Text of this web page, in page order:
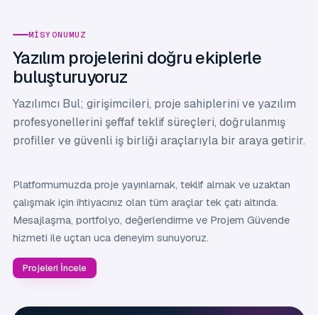
MISYONUMUZ
Yazılım projelerini doğru ekiplerle
buluşturuyoruz
Yazılımcı Bul; girişimcileri, proje sahiplerini ve yazılım
profesyonellerini şeffaf teklif süreçleri, doğrulanmış
profiller ve güvenli iş birliği araçlarıyla bir araya getirir.
Platformumuzda proje yayınlamak, teklif almak ve uzaktan
çalışmak için ihtiyacınız olan tüm araçlar tek çatı altında.
Mesajlaşma, portfolyo, değerlendirme ve Projem Güvende
hizmeti ile uçtan uca deneyim sunuyoruz.
Projeleri İncele